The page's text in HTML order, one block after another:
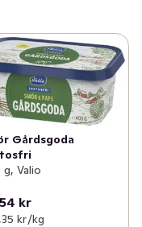
Gårdsgoda
Valio
kr
kr /kg